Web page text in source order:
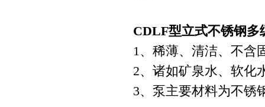
CDLF型立式不锈钢多
1、稀薄、清洁、不含
2、诸如矿泉水、软化
3、泵主要材料为不锈